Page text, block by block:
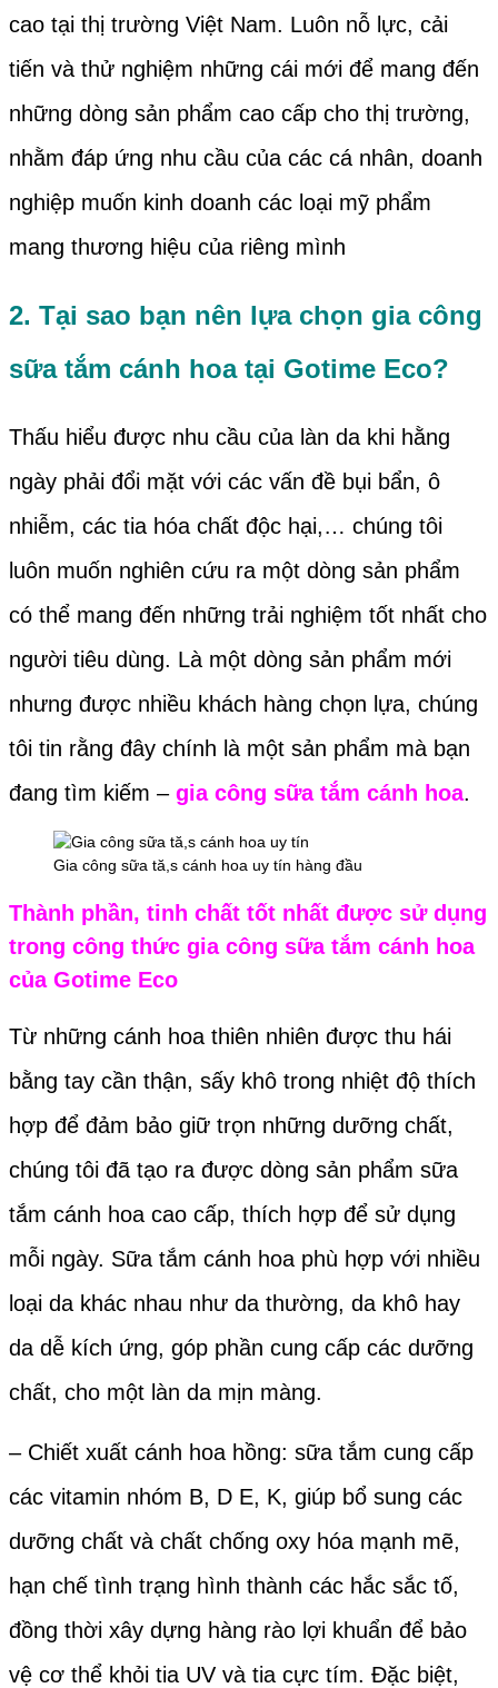
cao tại thị trường Việt Nam. Luôn nỗ lực, cải
tiến và thử nghiệm những cái mới để mang đến
những dòng sản phẩm cao cấp cho thị trường,
nhằm đáp ứng nhu cầu của các cá nhân, doanh
nghiệp muốn kinh doanh các loại mỹ phẩm
mang thương hiệu của riêng mình
2. Tại sao bạn nên lựa chọn gia công
sữa tắm cánh hoa tại Gotime Eco?
Thấu hiểu được nhu cầu của làn da khi hằng
ngày phải đổi mặt với các vấn đề bụi bẩn, ô
nhiễm, các tia hóa chất độc hại,… chúng tôi
luôn muốn nghiên cứu ra một dòng sản phẩm
có thể mang đến những trải nghiệm tốt nhất cho
người tiêu dùng. Là một dòng sản phẩm mới
nhưng được nhiều khách hàng chọn lựa, chúng
tôi tin rằng đây chính là một sản phẩm mà bạn
đang tìm kiếm – gia công sữa tắm cánh hoa.
Gia công sữa tă,s cánh hoa uy tín hàng đầu
Thành phần, tinh chất tốt nhất được sử dụng
trong công thức gia công sữa tắm cánh hoa
của Gotime Eco
Từ những cánh hoa thiên nhiên được thu hái
bằng tay cần thận, sấy khô trong nhiệt độ thích
hợp để đảm bảo giữ trọn những dưỡng chất,
chúng tôi đã tạo ra được dòng sản phẩm sữa
tắm cánh hoa cao cấp, thích hợp để sử dụng
mỗi ngày. Sữa tắm cánh hoa phù hợp với nhiều
loại da khác nhau như da thường, da khô hay
da dễ kích ứng, góp phần cung cấp các dưỡng
chất, cho một làn da mịn màng.
– Chiết xuất cánh hoa hồng: sữa tắm cung cấp
các vitamin nhóm B, D E, K, giúp bổ sung các
dưỡng chất và chất chống oxy hóa mạnh mẽ,
hạn chế tình trạng hình thành các hắc sắc tố,
đồng thời xây dựng hàng rào lợi khuẩn để bảo
vệ cơ thể khỏi tia UV và tia cực tím. Đặc biệt,